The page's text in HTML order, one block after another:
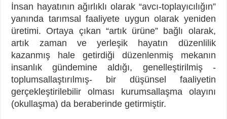
İnsan hayatının ağırlıklı olarak “avcı-toplayıcılığın”
yanında tarımsal faaliyete uygun olarak yeniden
üretimi. Ortaya çıkan “artık ürüne” bağlı olarak,
artık zaman ve yerleşik hayatın düzenlilik
kazanmış hale getirdiği düzenlenmiş mekanın
insanlık gündemine aldığı, genelleştirilmiş -
toplumsallaştırılmış- bir düşünsel faaliyetin
gerçekleştirilebilir olması kurumsallaşma olayını
(okullaşma) da beraberinde getirmiştir.